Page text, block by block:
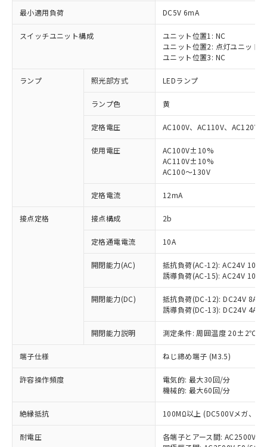
最小適用負荷 DC5V 6mA
スイッチユニット構成
ユニット位置1: NC
ユニット位置2: 点灯ユニット
ユニット位置3: NC
ランプ 照光部方式 LEDランプ
ランプ色 黄
定格電圧 AC100V、AC110V、AC120V
使用電圧
AC100V±10%
AC110V±10%
AC100～130V
定格電流 12mA
接点定格 接点構成 2b
定格通電電流 10A
開閉能力(AC)
抵抗負荷(AC-12): AC24V 10A/
誘導負荷(AC-15): AC24V
開閉能力(DC)
抵抗負荷(DC-12): DC24V 8A/
誘導負荷(DC-13): DC24V 4A/
開閉能力説明 測定条件: 周囲温度 20±2℃、
端子仕様 ねじ締め端子 (M3.5)
許容操作頻度
電気的: 最大30回/分
機械的: 最大60回/分
絶縁抵抗 100MΩ以上 (DC500Vメガ、点
耐電圧
各端子とアース間: AC2500V
ご利用条件
以下の条件をお読みいただき、同意のうえ
本サービスは、当社制御機器事業取扱
商品の当社在庫状況および標準価格
(税抜)を提供させていただくもので
当社制御機器事業取扱商品の中には、
本サービスの対象外となる商品もある
ことをご了承ください。
在庫状況および標準価格照会結果は、
記載している更新日時点での社内デー
タに基づき作成されるものであり、閲
準価格とは異なる場合があることをご
対応済み：EU RoHS指令（10物質）の
非含有に対応した製品が提供可能な商品で
対応予定：EU RoHS指令（10物質）の非含
有に対応した製品に切り替える予定のある
対応予定なし：EU RoHS指令（10物質）の
非含有に非対応の商品で、対応品を出す予
調査・確認中：EU RoHS指令（10物質）の
非含有の対応状況を調査中または確認中の
非該当品：ライセンス料など無形物で、有
害物質有無と関係のない商品です。
仕入先様の事情により、非含有部品として
いたものが、含有品と判明した場合などや
むを得ず変更することがあります。
*EU RoHS指令（10物質）：
鉛(Pb) 1000ppm以下、 水銀(Hg) 1000ppm以下、 カド
六価クロム(Cr(Ⅵ)) 1000ppm以下、ポリ臭化ビフェニル
「○」：最大均質材料含有率が中国RoHSの
基準値以下であることを示します。
「×」：最大均質材料含有率が中国RoHSの
基準値を超えていることを示します。
「－」：未確認です。当社販売部門へお問
当社は、これら貴社製品のうち、外国
為替および外国貿易法に定める商品
（以下｢規制貨物等」という）を輸出
または国外への提供する場合は、日本
国政府の輸出許可(または役務取引許
可)を取得するなどの必要な手続きを